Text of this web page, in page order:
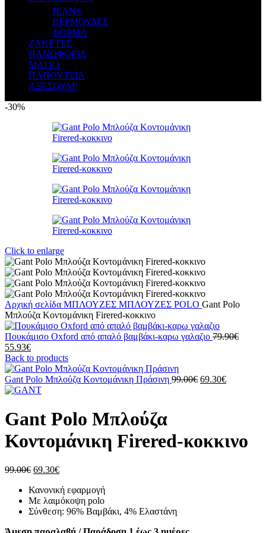
JEANS
ΒΕΡΜΟΥΔΕΣ
ΦΟΡΜΑ
ΖΑΚΕΤΕΣ
ΠΑΝΩΦΟΡΙΑ
ΜΑΓΙΟ
ΠΑΠΟΥΤΣΙΑ
ΑΞΕΣΟΥΑΡ
-30%
Click to enlarge
Αρχική σελίδα ΜΠΛΟΥΖΕΣ ΜΠΛΟΥΖΕΣ POLO Gant Polo
Μπλούζα Κοντομάνικη Firered-κοκκινο
Πουκάμισο Oxford από απαλό βαμβάκι-καρω γαλαζιο 79.90€
55.93€Η
τρέχουσα
τιμή
είναι:
55.93€.
Back to products
Gant Polo Μπλούζα Κοντομάνικη Πράσινη 99.00€ Original
69.30€Η
Gant Polo Μπλούζα
Κοντομάνικη Firered-κοκκινο
99.00€ Original
was:
99.00€.
69.30€Η
τιμή
είναι:
69.30€.
Κανονική εφαρμογή
Με λαιμόκοψη polo
Σύνθεση: 96% Βαμβάκι, 4% Ελαστάνη